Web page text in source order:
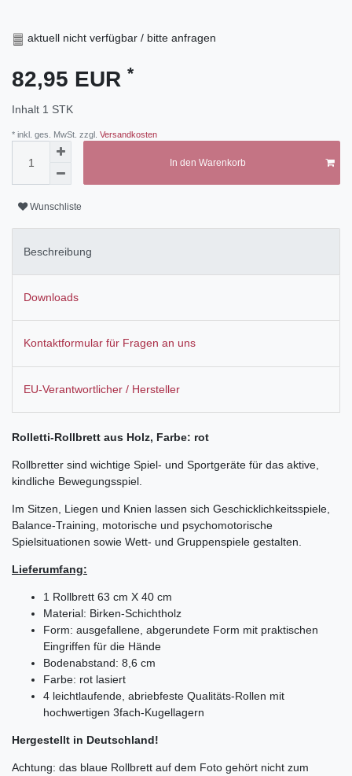
aktuell nicht verfügbar / bitte anfragen
82,95 EUR *
Inhalt 1 STK
* inkl. ges. MwSt. zzgl. Versandkosten
In den Warenkorb
Wunschliste
Beschreibung
Downloads
Kontaktformular für Fragen an uns
EU-Verantwortlicher / Hersteller
Rolletti-Rollbrett aus Holz, Farbe: rot
Rollbretter sind wichtige Spiel- und Sportgeräte für das aktive,
kindliche Bewegungsspiel.
Im Sitzen, Liegen und Knien lassen sich Geschicklichkeitsspiele,
Balance-Training, motorische und psychomotorische
Spielsituationen sowie Wett- und Gruppenspiele gestalten.
Lieferumfang:
1 Rollbrett 63 cm X 40 cm
Material: Birken-Schichtholz
Form: ausgefallene, abgerundete Form mit praktischen
Eingriffen für die Hände
Bodenabstand: 8,6 cm
Farbe: rot lasiert
4 leichtlaufende, abriebfeste Qualitäts-Rollen mit
hochwertigen 3fach-Kugellagern
Hergestellt in Deutschland!
Achtung: das blaue Rollbrett auf dem Foto gehört nicht zum